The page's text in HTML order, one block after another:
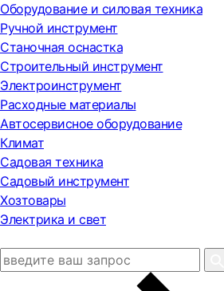
Оборудование и силовая техника
Ручной инструмент
Станочная оснастка
Строительный инструмент
Электроинструмент
Расходные материалы
Автосервисное оборудование
Климат
Садовая техника
Садовый инструмент
Хозтовары
Электрика и свет